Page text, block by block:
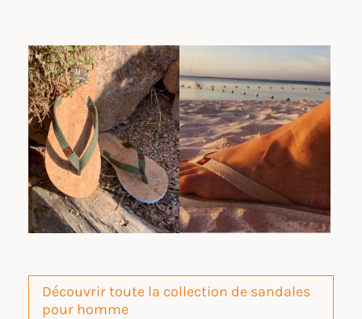
Découvrir toute la collection de sandales
pour homme